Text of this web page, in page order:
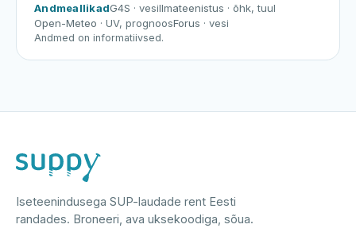
AndmeallikadG4S · vesiIlmateenistus · õhk, tuul
Open-Meteo · UV, prognoosForus · vesi
Andmed on informatiivsed.
Iseteenindusega SUP-laudade rent Eesti
randades. Broneeri, ava uksekoodiga, sõua.